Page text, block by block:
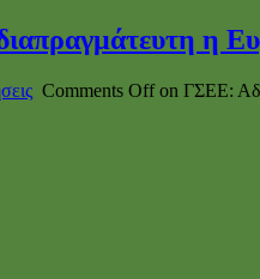
η
Comments Offon ΓΣΕΕ: